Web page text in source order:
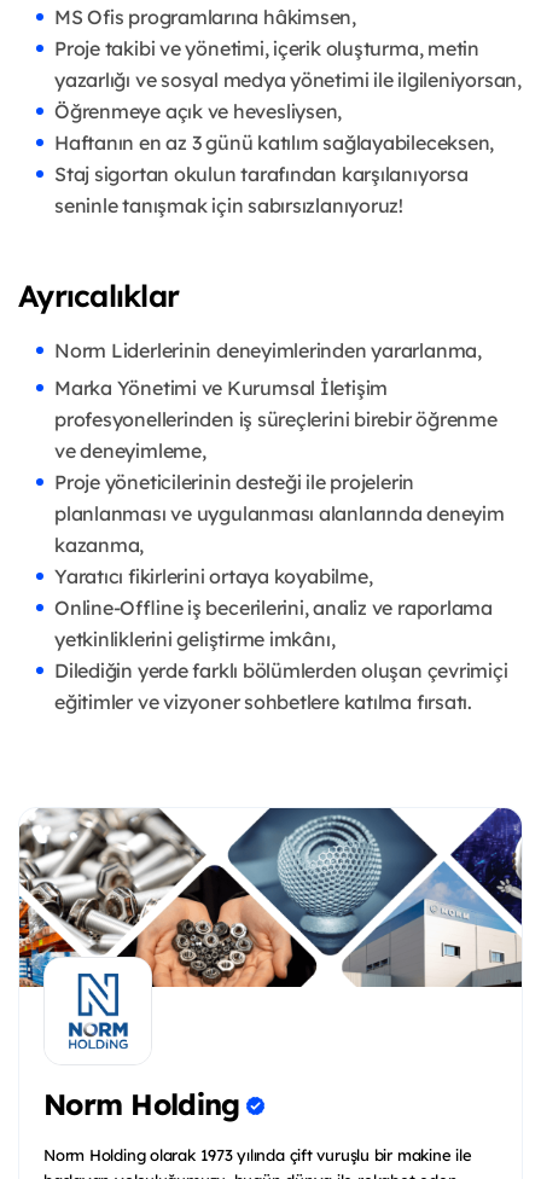
MS Ofis programlarına hâkimsen,
Proje takibi ve yönetimi, içerik oluşturma, metin
yazarlığı ve sosyal medya yönetimi ile ilgileniyorsan,
Öğrenmeye açık ve hevesliysen,
Haftanın en az 3 günü katılım sağlayabileceksen,
Staj sigortan okulun tarafından karşılanıyorsa
seninle tanışmak için sabırsızlanıyoruz!
Ayrıcalıklar
Norm Liderlerinin deneyimlerinden yararlanma,
Marka Yönetimi ve Kurumsal İletişim
profesyonellerinden iş süreçlerini birebir öğrenme
ve deneyimleme,
Proje yöneticilerinin desteği ile projelerin
planlanması ve uygulanması alanlarında deneyim
kazanma,
Yaratıcı fikirlerini ortaya koyabilme,
Online-Offline iş becerilerini, analiz ve raporlama
yetkinliklerini geliştirme imkânı,
Dilediğin yerde farklı bölümlerden oluşan çevrimiçi
eğitimler ve vizyoner sohbetlere katılma fırsatı.
Norm Holding
Norm Holding olarak 1973 yılında çift vuruşlu bir makine ile